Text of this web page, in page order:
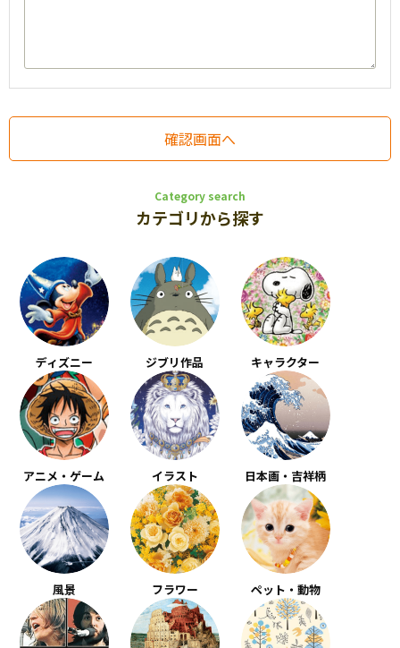
Category search
カテゴリから探す
ディズニー ジブリ作品 キャラクター
アニメ・ゲーム イラスト 日本画・吉祥柄
風景 フラワー ペット・動物